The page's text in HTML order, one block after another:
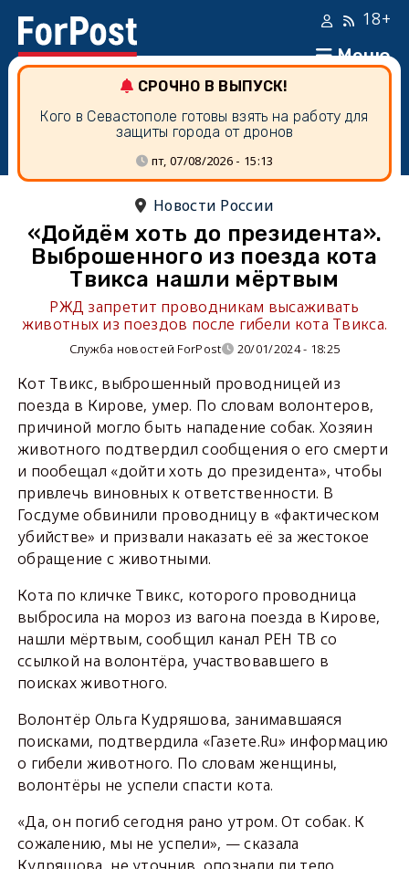
Меню
18+
СРОЧНО В ВЫПУСК!
Кого в Севастополе готовы взять на работу для
защиты города от дронов
пт, 07/08/2026 - 15:13
Новости России
«Дойдём хоть до президента».
Выброшенного из поезда кота
Твикса нашли мёртвым
РЖД запретит проводникам высаживать
животных из поездов после гибели кота Твикса.
Служба новостей ForPost 20/01/2024 - 18:25
Кот Твикс, выброшенный проводницей из
поезда в Кирове, умер. По словам волонтеров,
причиной могло быть нападение собак. Хозяин
животного подтвердил сообщения о его смерти
и пообещал «дойти хоть до президента», чтобы
привлечь виновных к ответственности. В
Госдуме обвинили проводницу в «фактическом
убийстве» и призвали наказать её за жестокое
обращение с животными.
Кота по кличке Твикс, которого проводница
выбросила на мороз из вагона поезда в Кирове,
нашли мёртвым, сообщил канал РЕН ТВ со
ссылкой на волонтёра, участвовавшего в
поисках животного.
Волонтёр Ольга Кудряшова, занимавшаяся
поисками, подтвердила «Газете.Ru» информацию
о гибели животного. По словам женщины,
волонтёры не успели спасти кота.
«Да, он погиб сегодня рано утром. От собак. К
сожалению, мы не успели», — сказала